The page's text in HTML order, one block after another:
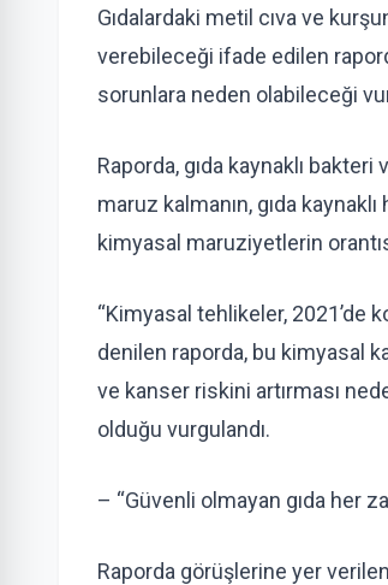
Gıdalardaki metil cıva ve
verebileceği ifade edilen
sorunlara neden olabileceği
Raporda, gıda kaynaklı
maruz kalmanın, gıda
kimyasal maruziyetlerin
“Kimyasal tehlikeler, 2021’de
denilen raporda, bu kimyasal
ve kanser riskini artırması
olduğu vurgulandı.
– “Güvenli olmayan gıda her
Raporda görüşlerine yer